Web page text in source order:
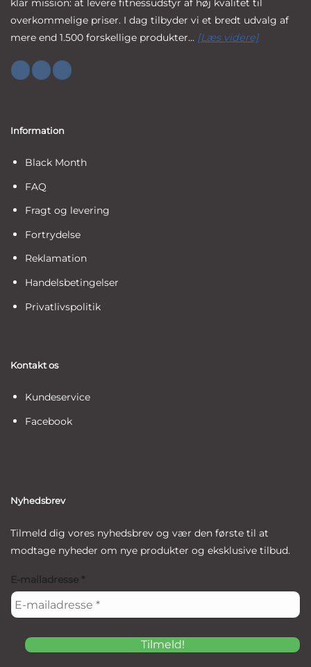
klar mission: at levere fitnessudstyr af høj kvalitet til
overkommelige priser. I dag tilbyder vi et bredt udvalg af
mere end 1.500 forskellige produkter... [Læs videre]
Information
Black Month
FAQ
Fragt og levering
Fortrydelse
Reklamation
Handelsbetingelser
Privatlivspolitik
Kontakt os
Kundeservice
Facebook
Nyhedsbrev
Tilmeld dig vores nyhedsbrev og vær den første til at
modtage nyheder om nye produkter og eksklusive tilbud.
E-mailadresse *